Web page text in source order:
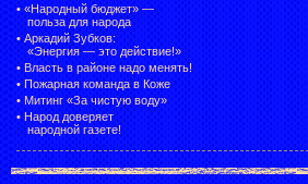
• «Народный бюджет» —
польза для народа
• Аркадий Зубков:
«Энергия — это действие!»
• Власть в районе надо менять!
• Пожарная команда в Коже
• Митинг «За чистую воду»
• Народ доверяет
народной газете!